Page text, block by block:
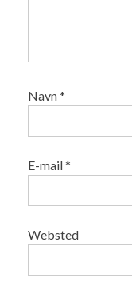
Navn*
E-mail*
Websted